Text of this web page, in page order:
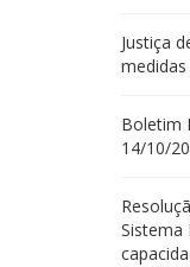
Justiça
Boletim
14/10/
Sistema